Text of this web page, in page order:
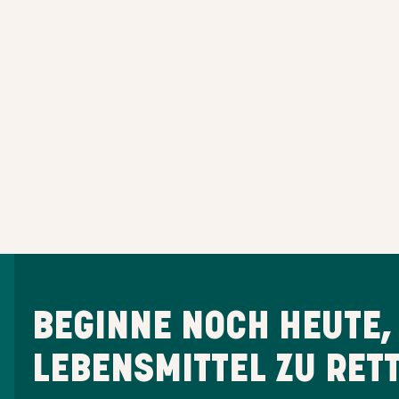
BEGINNE NOCH HEUTE,
LEBENSMITTEL ZU